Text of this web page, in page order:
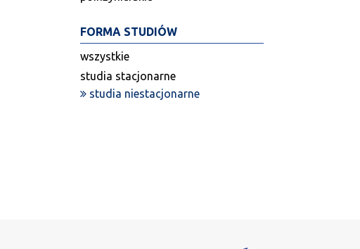
FORMA STUDIÓW
wszystkie
studia stacjonarne
studia niestacjonarne